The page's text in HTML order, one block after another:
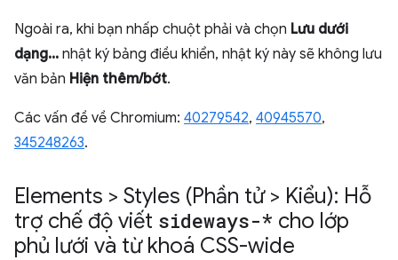
Ngoài ra, khi bạn nhấp chuột phải và chọn Lưu dưới
dạng... nhật ký bảng điều khiển, nhật ký này sẽ không lưu
văn bản Hiện thêm/bớt.
Các vấn đề về Chromium: 40279542, 40945570,
345248263.
Elements > Styles (Phần tử > Kiểu): Hỗ
trợ chế độ viết sideways-* cho lớp
phủ lưới và từ khoá CSS-wide